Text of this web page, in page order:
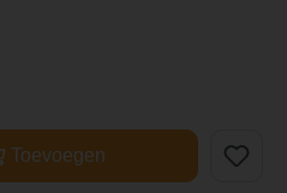
gewenste hoeveelheid in of
Toevoegen